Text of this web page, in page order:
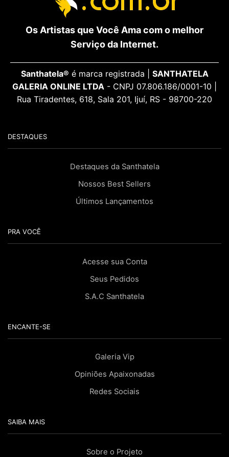
Os Artistas que Você Ama com o melhor
Serviço da Internet.
Santhatela® é marca registrada | SANTHATELA
GALERIA ONLINE LTDA - CNPJ 07.806.186/0001-10 |
Rua Tiradentes, 618, Sala 201, Ijuí, RS - 98700-220
DESTAQUES
Destaques da Santhatela
Nossos Best Sellers
Últimos Lançamentos
PRA VOCÊ
Acesse sua Conta
Seus Pedidos
S.A.C Santhatela
ENCANTE-SE
Galeria Vip
Opiniões Apaixonadas
Redes Sociais
SAIBA MAIS
Sobre o Projeto